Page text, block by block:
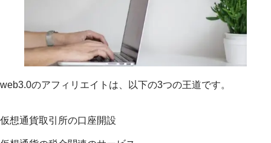
web3.0のアフィリエイトは、以下の3つの王道です。
仮想通貨取引所の口座開設